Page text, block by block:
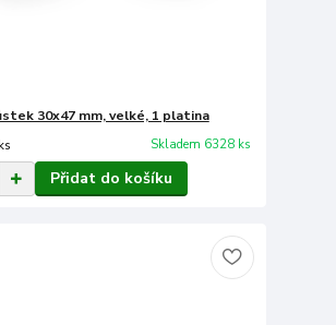
30x47 mm, velké, 1 platina
Skladem 6328 ks
Přidat do košíku